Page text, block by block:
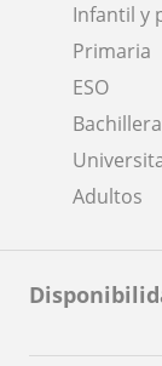
Infantil y
Primaria
ESO
Adultos